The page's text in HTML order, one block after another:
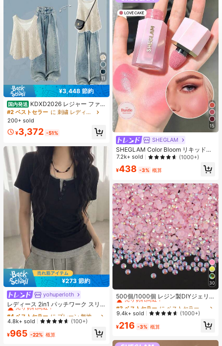
11
¥3,448 節約
国内発送 KDXD2026 レジャー ファッ
ション ロングサイズ 夏服 女性 ワイ
ルドスタイル ボア付きトップス ワイ
ルドスタイル ロングスカート 3点セ
ット UVカット 軽量 通気性 袖付き
ヒップカバー効果 通気性抜群 サイズ
豊富
#2 ベストセラー
に 刺繍 レディースコーデ
200+ sold
¥3,372 -51%
¥273 節約
yohuperloth
レディース 2in1 パッチワーク スリ
ムフィット 多用途 カジュアル 半袖T
シャツ ブラック 夏用
#4 ベストセラー
売り切れ間近！
#4 ベストセラー
売り切れ間近！
#4 ベストセラー
売り切れ間近！
#4 ベストセラー
に プレーン 無地のカジュアルTシャツ
売り切れ間近！
4.8k+ sold (100+)
¥965 -22% 概算
15
SHEGLAM
SHEGLAM Color Bloom リキッドチ
ークマット仕上げ-Love Cake チー
ューティーコスメメイクアップ
7.2k+ sold (1000+)
¥438 -3% 概算
30
500個/1000個 レジン製DIYジェリ
ーフラットバックラインストーン、
ミニラウンドラインストーン、スマ
ホケース、カップ、靴、ブーツ、衣
類装飾、ハンドメイドDIYアイドル
ファン、ネームタグ用
売り切れ間近！
#3 ベストセラー
売り切れ間近！
#3 ベストセラー
売り切れ間近！
#3 ベストセラー
に ベストセラーの裁縫用品 アパレル縫製・生地
売り切れ間近！
9.4k+ sold (1000+)
¥216 -3% 概算